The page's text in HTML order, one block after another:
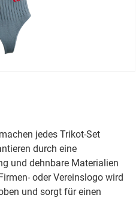
jedes Trikot-Set
durch eine
und dehnbare Materialien
oder Vereinslogo wird
und sorgt für einen